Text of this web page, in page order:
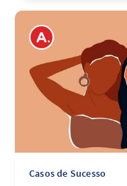
Casos de Sucesso